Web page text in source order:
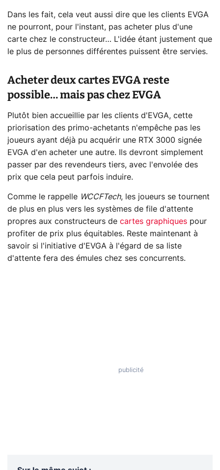
Dans les fait, cela veut aussi dire que les clients EVGA
ne pourront, pour l'instant, pas acheter plus d'une
carte chez le constructeur… L'idée étant justement que
le plus de personnes différentes puissent être servies.
Acheter deux cartes EVGA reste
possible… mais pas chez EVGA
Plutôt bien accueillie par les clients d'EVGA, cette
priorisation des primo-achetants n'empêche pas les
joueurs ayant déjà pu acquérir une RTX 3000 signée
EVGA d'en acheter une autre. Ils devront simplement
passer par des revendeurs tiers, avec l'envolée des
prix que cela peut parfois induire.
Comme le rappelle WCCFTech, les joueurs se tournent
de plus en plus vers les systèmes de file d'attente
propres aux constructeurs de cartes graphiques pour
profiter de prix plus équitables. Reste maintenant à
savoir si l'initiative d'EVGA à l'égard de sa liste
d'attente fera des émules chez ses concurrents.